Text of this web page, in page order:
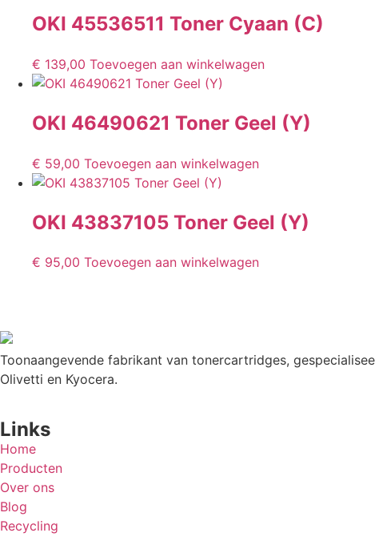
OKI 45536511 Toner Cyaan (C)
€ 139,00 Toevoegen aan winkelwagen
OKI 46490621 Toner Geel (Y)
€ 59,00 Toevoegen aan winkelwagen
OKI 43837105 Toner Geel (Y)
€ 95,00 Toevoegen aan winkelwagen
Toonaangevende fabrikant van tonercartridges,
Olivetti en Kyocera.
Links
Home
Producten
Over ons
Blog
Recycling